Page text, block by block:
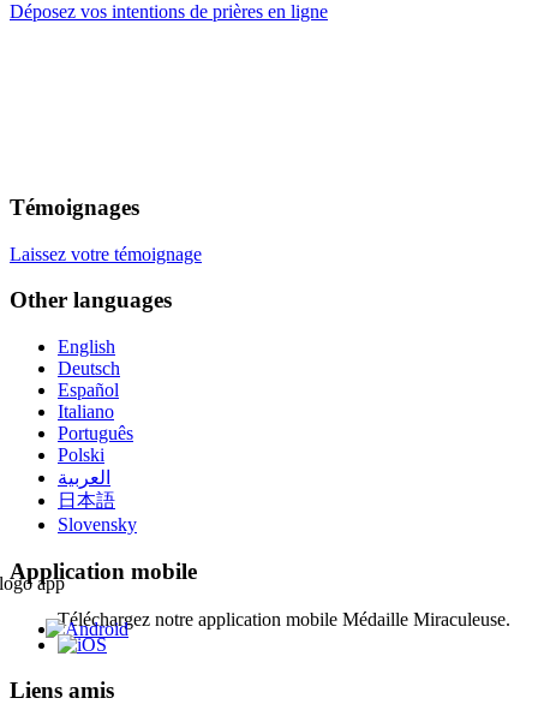
Déposez vos intentions de prières en ligne
Témoignages
Laissez votre témoignage
Other languages
English
Deutsch
Español
Italiano
Português
Polski
العربية
日本語
Slovensky
Application mobile
Téléchargez notre application mobile Médaille Miraculeuse.
Liens amis